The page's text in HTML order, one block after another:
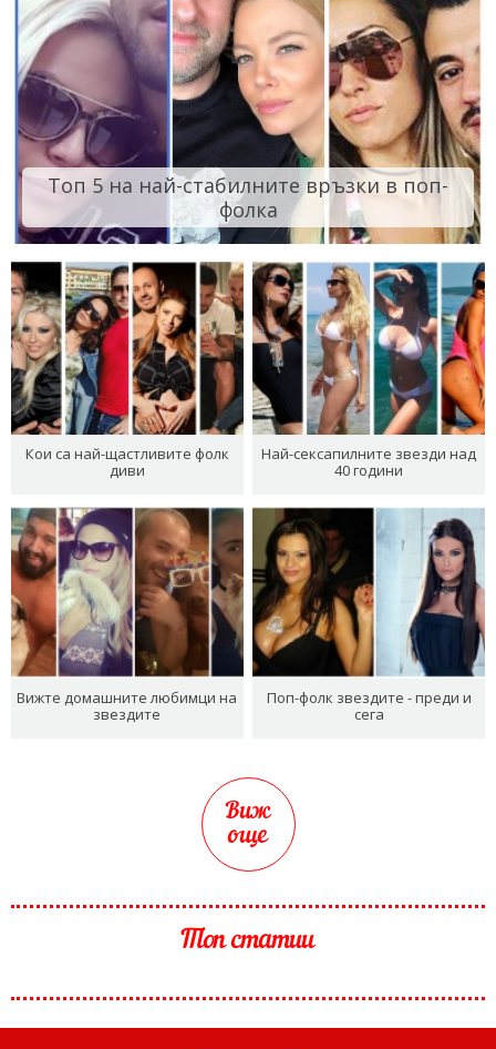
Топ 5 на най-стабилните връзки в поп-
фолка
Кои са най-щастливите фолк
диви
Най-сексапилните звезди над
40 години
Вижте домашните любимци на
звездите
Поп-фолк звездите - преди и
сега
Виж
още
Топ статии